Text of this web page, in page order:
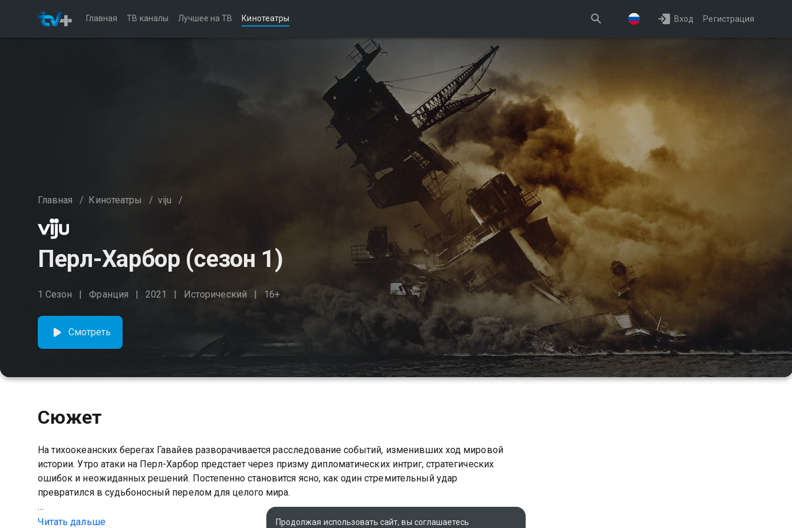
Главная ТВ каналы Лучшее на ТВ Кинотеатры Вход Регистрация
Главная / Кинотеатры / viju /
Перл-Харбор (сезон 1)
1 Сезон Франция 2021 Исторический 16+
Смотреть
Сюжет
На тихоокеанских берегах Гавайев разворачивается расследование событий, изменивших ход мировой
истории. Утро атаки на Перл-Харбор предстает через призму дипломатических интриг, стратегических
ошибок и неожиданных решений. Постепенно становится ясно, как один стремительный удар
превратился в судьбоносный перелом для целого мира.
Посмотреть онлайн 1 сезон сериала Перл-Харбор вы можете совершенно бесплатно в хорошем HD
Читать дальше Продолжая использовать сайт, вы соглашаетесь